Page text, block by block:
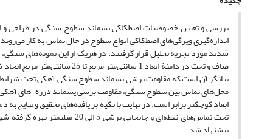
بررسی و تعیین خصوصیات اصطکاکی پسماند سطوح سنگی در طراحی و
اندازه‌گیری ویژگی‌های اصطکاکی انواع سطوح در حال تماس به کار
صاف و تخت در دامنة ابعاد 1
بیانگر آن است که مقاومت برشی پسماند سطوح سنگی آهکی تحت
محل‌های تماس بین سطوح سنگی، مقاومت برشی پسماند درزه-های آهکی
ابعاد کوچکتر برابر است. در نهایت با تکیه بر یافته‌های تحقیق و
تحت تماس‌های نقطه‌ای و
پیشنهاد شد.